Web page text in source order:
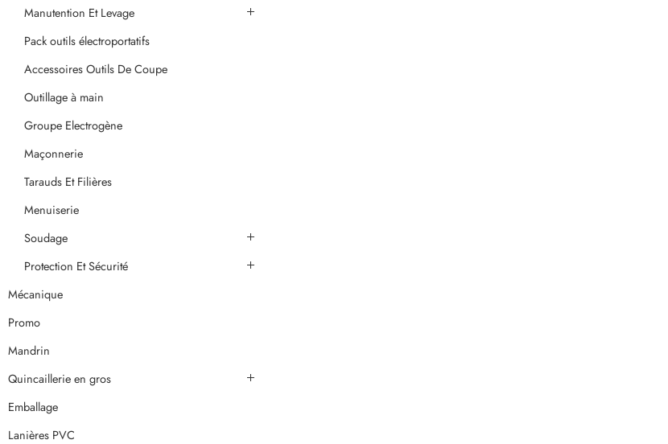
Manutention Et Levage
Pack outils électroportatifs
Accessoires Outils De Coupe
Outillage à main
Groupe Electrogène
Maçonnerie
Tarauds Et Filières
Menuiserie
Soudage
Protection Et Sécurité
Mécanique
Promo
Mandrin
Quincaillerie en gros
Emballage
Lanières PVC